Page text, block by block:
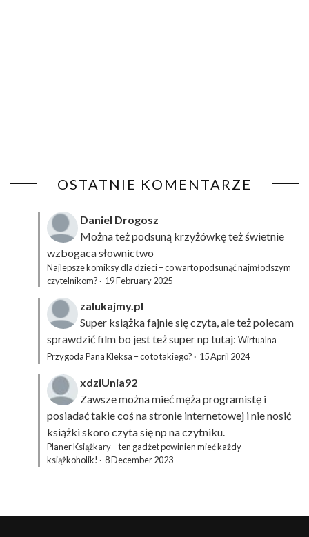
OSTATNIE KOMENTARZE
Daniel Drogosz
Można też podsuną krzyżówkęteż świetnie
wzbogaca słownictwo
Najlepsze komiksy dla dzieci – co warto podsunąć najmłodszym
czytelnikom? · 19 February 2025
zalukajmy.pl
Super książka fajnie się czyta, ale też polecam
sprawdzić film bo jest też super np tutaj: Wirtualna
Przygoda Pana Kleksa – co to takiego? · 15 April 2024
xdziUnia92
Zawsze można mieć męża programistę i
posiadać takie coś na stronie internetowej i nie nosić
książki skoro czyta się np na czytniku.
Planer Książkary – ten gadżet powinien mieć każdy
książkoholik! · 8 December 2023